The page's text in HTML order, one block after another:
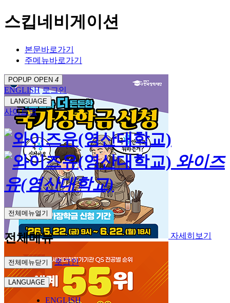
스킵네비게이션
본문바로가기
주메뉴바로가기
자세히보기
POPUP OPEN 4
ENGLISH 로그인
LANGUAGE
사이트맵
와이즈
유(영산대학교)
전체메뉴열기
전체메뉴
전체메뉴닫기 로그인
LANGUAGE
ENGLISH